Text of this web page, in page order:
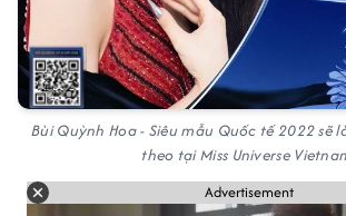
Bùi Quỳnh Hoa - Siêu mẫu Quốc tế 2022 sẽ
theo tại Miss Universe
Advertisement